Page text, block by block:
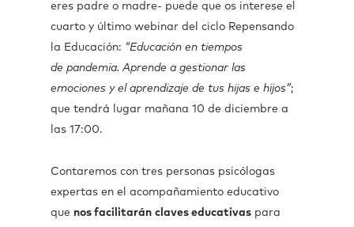
eres padre o madre- puede que os interese el
cuarto y último webinar del ciclo Repensando
la Educación: “Educación en tiempos
de pandemia. Aprende a gestionar las
emociones y el aprendizaje de tus hijas e hijos”;
que tendrá lugar mañana 10 de diciembre a
las 17:00.
Contaremos con tres personas psicólogas
expertas en el acompañamiento educativo
que nos facilitarán claves educativas para